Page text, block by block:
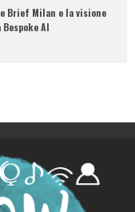
Brief Milan e la visione
AI